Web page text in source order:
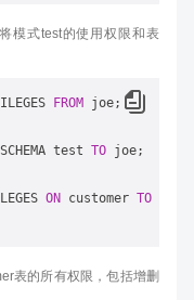
模式test的使用权限和表
FROM
SCHEMA test TO
ON customer TO
表的所有权限，包括增删